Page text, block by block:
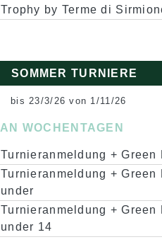
Trophy by Terme di
SOMMER TURNIERE
bis 23/3/26 von 1/11/26
AN WOCHENTAGEN
Turnieranmeldung + Green
Turnieranmeldung + Green
under
Turnieranmeldung + Green
under 14